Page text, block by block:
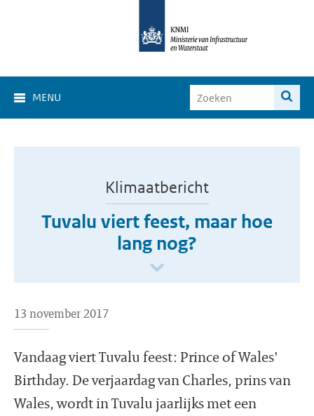
MENU
Klimaatbericht
Tuvalu viert feest, maar hoe
lang nog?
13 november 2017
Vandaag viert Tuvalu feest: Prince of Wales'
Birthday. De verjaardag van Charles, prins van
Wales, wordt in Tuvalu jaarlijks met een